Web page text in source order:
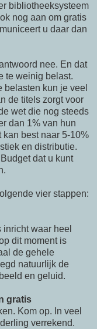
bibliotheeksysteem
nog aan om gratis
u daar dan
nee. En dat
te weinig belast.
belasten kun je veel
de titels zorgt voor
wet die nog steeds
dan 1% van hun
best naar 5-10%
en distributie.
dat u kunt
vier stappen:
waar heel
dit moment is
de gehele
natuurlijk de
en geluid.
gratis
Kom op. In veel
verrekend.